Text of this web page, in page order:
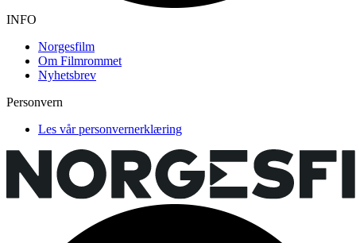
INFO
Norgesfilm
Om Filmrommet
Nyhetsbrev
Personvern
Les vår personvernerklæring